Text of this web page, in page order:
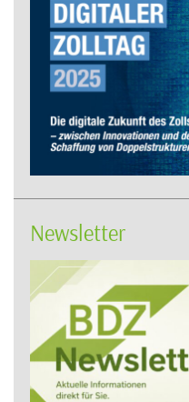
Newsletter